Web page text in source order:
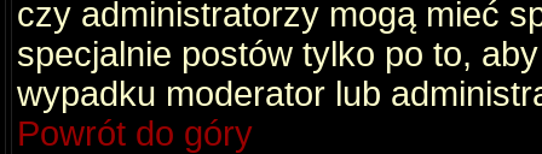
czy administratorzy mogą mieć
specjalnie postów tylko po to,
wypadku moderator lub
Powrót do góry